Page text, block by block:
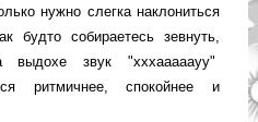
нужно слегка наклониться
собираетесь зевнуть,
выдохе звук "хххааааауу"
ритмичнее, спокойнее и